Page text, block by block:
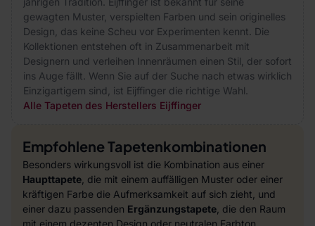
gewagten Muster, verspielten Farben und sein originelles
Design, das keine Scheu vor Experimenten kennt. Die
Kollektionen entstehen oft in Zusammenarbeit mit
Designern und verleihen Innenräumen einen Stil, der sofort
ins Auge fällt. Wenn Sie auf der Suche nach etwas wirklich
Einzigartigem sind, ist Eijffinger die richtige Wahl.
Alle Tapeten des Herstellers Eijffinger
Empfohlene Tapetenkombinationen
Besonders wirkungsvoll ist die Kombination aus einer
Haupttapete , die mit einem auffälligen Muster oder einer
kräftigen Farbe die Aufmerksamkeit auf sich zieht, und
einer dazu passenden Ergänzungstapete , die den Raum